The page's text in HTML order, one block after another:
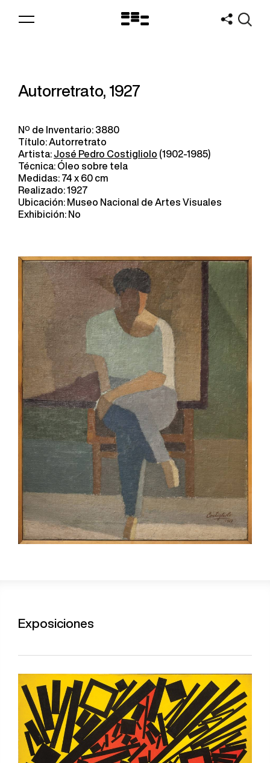
Logo
Autorretrato, 1927
Nº de Inventario: 3880
Título: Autorretrato
Artista: José Pedro Costigliolo (1902-1985)
Técnica: Óleo sobre tela
Medidas: 74 x 60 cm
Realizado: 1927
Ubicación: Museo Nacional de Artes Visuales
Exhibición: No
Exposiciones